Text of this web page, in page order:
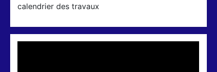
calendrier des travaux